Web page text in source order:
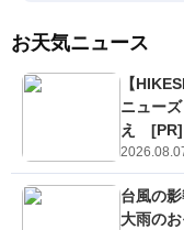
お天気ニュース
【
ニュー
え [PR]
台風の
大雨の